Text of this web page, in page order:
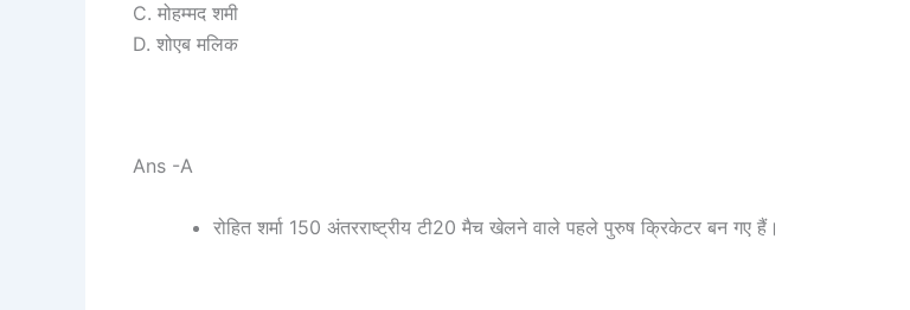
C. मोहम्मद शमी
D. शोएब मलिक
Ans -A
रोहित शर्मा 150 अंतरराष्ट्रीय टी20 मैच खेलने वाले पहले पुरुष क्रिकेटर बन गए हैं।